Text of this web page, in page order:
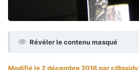
Révéler le contenu masqué
Modifiéle 2 décembre 2018 par c@ssidy